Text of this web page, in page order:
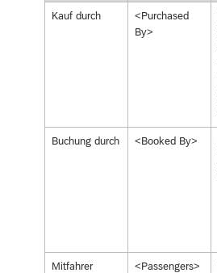
Kauf durch
<Purchased
By>
Buchung durch <Booked By>
Mitfahrer <Passengers>